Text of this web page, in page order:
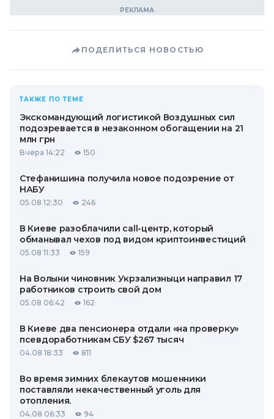
ПОДЕЛИТЬСЯ НОВОСТЬЮ
ТАКЖЕ ПО ТЕМЕ
Экскомандующий логистикой Воздушных сил
подозревается в незаконном обогащении на 21
млн грн
Вчера 14:22 150
Стефанишина получила новое подозрение от
НАБУ
05.08 12:30 246
В Киеве разоблачили call-центр, который
обманывал чехов под видом криптоинвестиций
05.08 11:33 159
На Волыни чиновник Укрзализныци направил 17
работников строить свой дом
05.08 06:42 162
В Киеве два пенсионера отдали «на проверку»
псевдоработникам СБУ $267 тысяч
04.08 18:33 811
Во время зимних блекаутов мошенники
поставляли некачественный уголь для
отопления.
04.08 06:33 94